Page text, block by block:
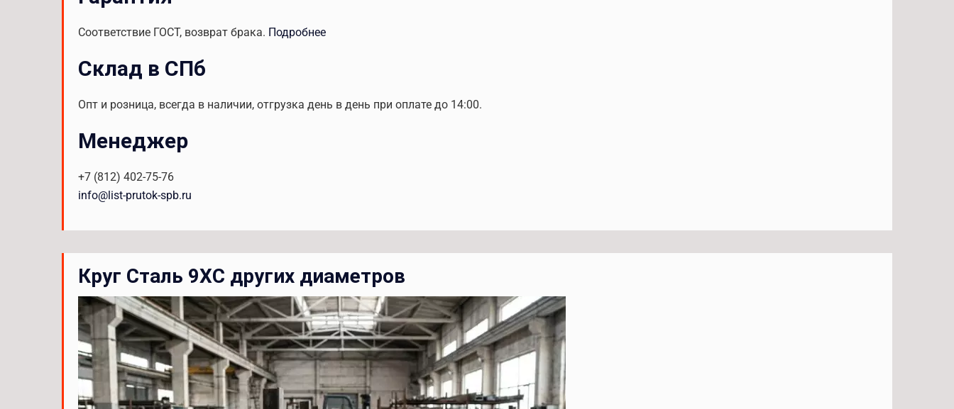
Соответствие ГОСТ, возврат брака. Подробнее
Склад в СПб
Опт и розница, всегда в наличии, отгрузка день в день при оплате до 14:00.
Менеджер
+7 (812) 402-75-76
info@list-prutok-spb.ru
Круг Сталь 9ХС других диаметров